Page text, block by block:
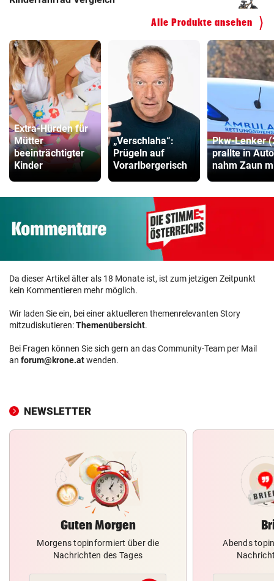
Alle Produkte ansehen
Extra-Hürden für
Mütter
beeinträchtigter
Kinder
„Verschlaha“:
Prügeln auf
Vorarlbergerisch
Pkw-Lenker
prallte in
nahm Zaun
Da dieser Artikel älter als 18 Monate ist, ist zum jetzigen Zeitpunkt
kein Kommentieren mehr möglich.
Wir laden Sie ein, bei einer aktuelleren themenrelevanten Story
mitzudiskutieren:Themenübersicht.
Bei Fragen können Sie sich gern an das Community-Team per Mail
an forum@krone.atwenden.
NEWSLETTER
Guten Morgen
Morgens topinformiert über die
Nachrichten des Tages
Abends